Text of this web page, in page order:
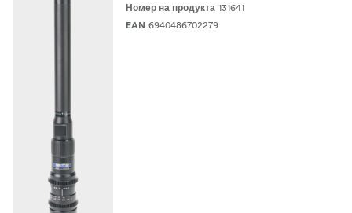
Номер на продукта 131641
EAN 6940486702279